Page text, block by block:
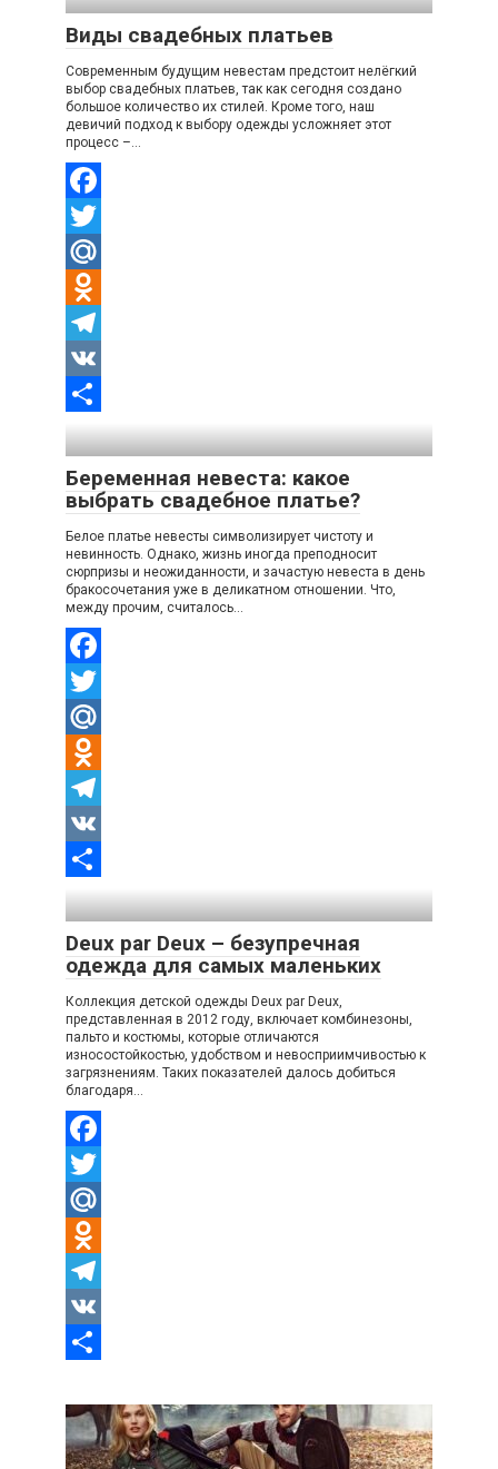
Виды свадебных платьев
Современным будущим невестам предстоит нелёгкий
выбор свадебных платьев, так как сегодня создано
большое количество их стилей. Кроме того, наш
девичий подход к выбору одежды усложняет этот
процесс –…
Facebook
Twitter
Mail.Ru
Odnoklassniki
Telegram
VK
Беременная невеста: какое
выбрать свадебное платье?
Белое платье невесты символизирует чистоту и
невинность. Однако, жизнь иногда преподносит
сюрпризы и неожиданности, и зачастую невеста в день
бракосочетания уже в деликатном отношении. Что,
между прочим, считалось…
Facebook
Twitter
Mail.Ru
Odnoklassniki
Telegram
VK
Deux par Deux – безупречная
одежда для самых маленьких
Коллекция детской одежды Deux par Deux,
представленная в 2012 году, включает комбинезоны,
пальто и костюмы, которые отличаются
износостойкостью, удобством и невосприимчивостью к
загрязнениям. Таких показателей далось добиться
благодаря…
Facebook
Twitter
Mail.Ru
Odnoklassniki
Telegram
VK